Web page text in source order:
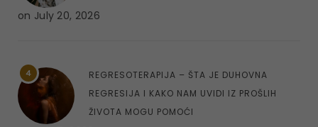
on July 20, 2026
4
REGRESOTERAPIJA – ŠTA JE DUHOVNA
REGRESIJA I KAKO NAM UVIDI IZ PROŠLIH
ŽIVOTA MOGU POMOĆI